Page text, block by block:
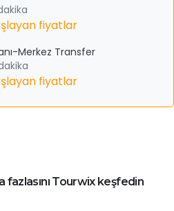
fiyatlar
Merkez Transfer
fiyatlar
fazlasını Tourwix keşfedin